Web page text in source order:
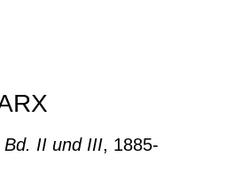
Bd. II und III, 1885-